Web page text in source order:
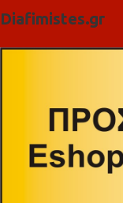
Diafimistes.gr